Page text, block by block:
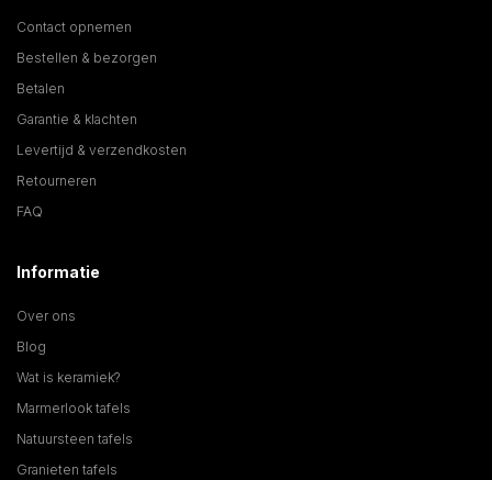
Contact opnemen
Bestellen & bezorgen
Betalen
Garantie & klachten
Levertijd & verzendkosten
Retourneren
FAQ
Informatie
Over ons
Blog
Wat is keramiek?
Marmerlook tafels
Natuursteen tafels
Granieten tafels